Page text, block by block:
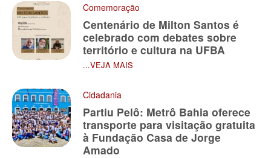
Comemoração
Centenário de Milton Santos é
celebrado com debates sobre
território e cultura na UFBA
...VEJA MAIS
Cidadania
Partiu Pelô: Metrô Bahia oferece
transporte para visitação gratuita
à Fundação Casa de Jorge
Amado